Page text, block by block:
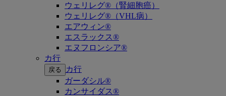
ウェリレグ®（腎細胞癌）
ウェリレグ®（VHL病）
エアウィン®
エスラックス®
エヌフロンシア®
カ行
戻る
カ行
ガーダシル®
カンサイダス®